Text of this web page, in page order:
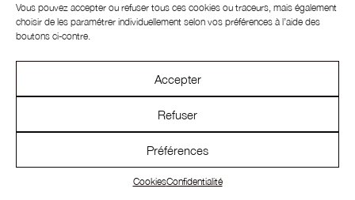
Vous pouvez accepter ou refuser tous ces cookies ou traceurs, mais également
choisir de les paramétrer individuellement selon vos préférences à l’aide des
boutons ci-contre.
Accepter
Refuser
Préférences
CookiesConfidentialité
CONTACT